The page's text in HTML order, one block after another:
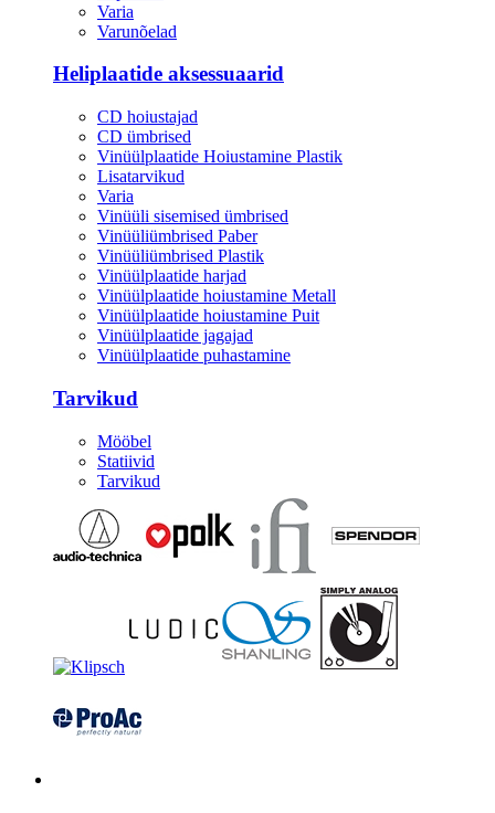
Varia
Varunõelad
Heliplaatide aksessuaarid
CD hoiustajad
CD ümbrised
Vinüülplaatide Hoiustamine Plastik
Lisatarvikud
Varia
Vinüüli sisemised ümbrised
Vinüüliümbrised Paber
Vinüüliümbrised Plastik
Vinüülplaatide harjad
Vinüülplaatide hoiustamine Metall
Vinüülplaatide hoiustamine Puit
Vinüülplaatide jagajad
Vinüülplaatide puhastamine
Tarvikud
Mööbel
Statiivid
Tarvikud